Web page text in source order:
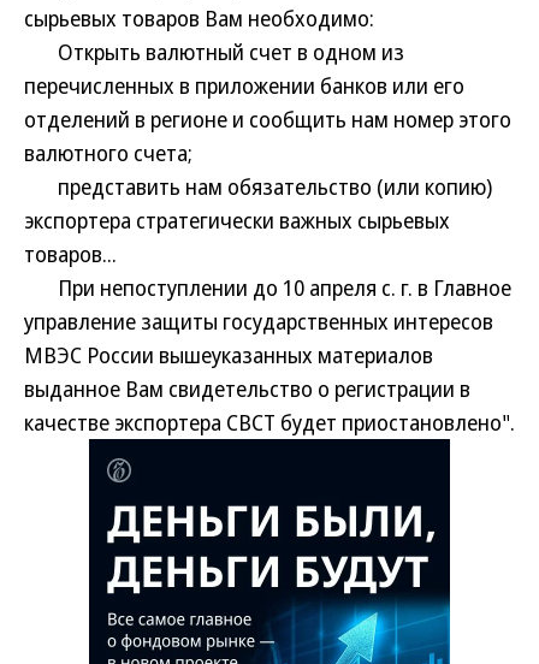
сырьевых товаров Вам необходимо:
Открыть валютный счет в одном из
перечисленных в приложении банков или его
отделений в регионе и сообщить нам номер этого
валютного счета;
представить нам обязательство (или копию)
экспортера стратегически важных сырьевых
товаров...
При непоступлении до 10 апреля с. г. в Главное
управление защиты государственных интересов
МВЭС России вышеуказанных материалов
выданное Вам свидетельство о регистрации в
качестве экспортера СВСТ будет приостановлено".